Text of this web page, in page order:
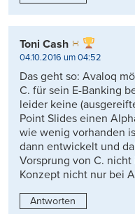
Toni Cash
04.10.2016 um 04:52
Das geht so: Avaloq
C. für sein E-Banking
leider keine
Point Slides einen
wie wenig vorhanden
dann entwickelt und
Vorsprung von C.
Konzept nicht nur bei
Antworten